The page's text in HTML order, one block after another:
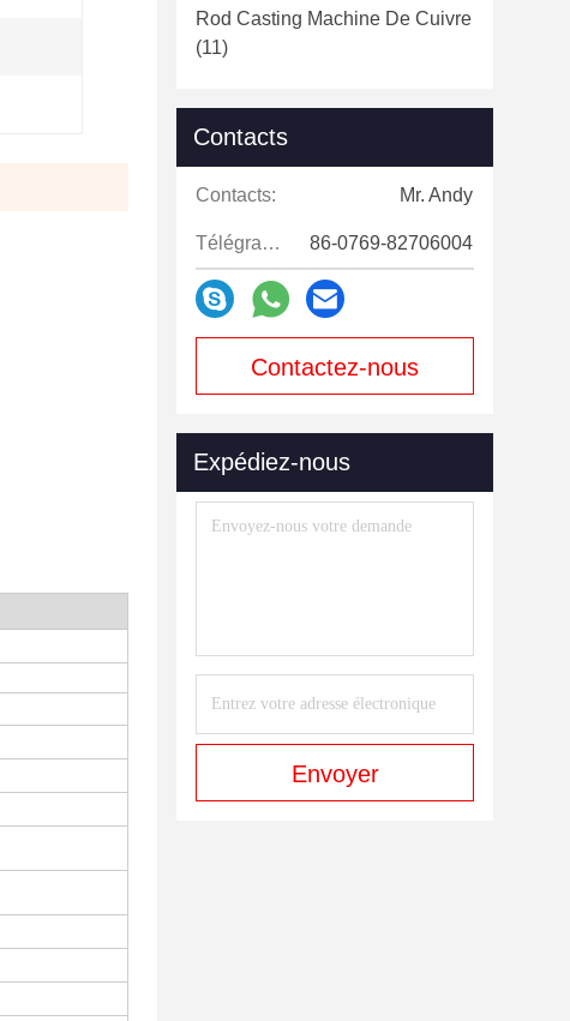
Rod Casting Machine De Cuivre
(11)
Contacts
Contacts: Mr. Andy
Télégramme: 86-0769-82706004
Contactez-nous
Expédiez-nous
Envoyer